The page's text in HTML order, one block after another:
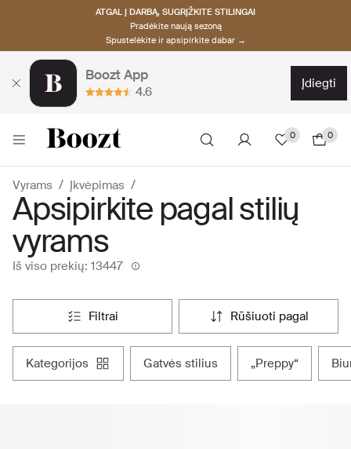
ATGAL Į DARBĄ, SUGRĮŽKITE STILINGAI
Pradėkite naują sezoną
Spustelėkite ir apsipirkite dabar →
Boozt App
4.6
įdiegti
0 0
Vyrams Įkvėpimas
Apsipirkite pagal stilių
vyrams
Iš viso prekių: 13447
filtrai rūšiuoti pagal
kategorijos gatvės stilius „preppy“